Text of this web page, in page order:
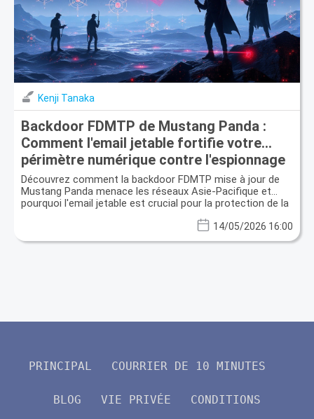
Kenji Tanaka
Backdoor FDMTP de Mustang Panda :
Comment l'email jetable fortifie votre
périmètre numérique contre l'espionnage
d'État
Découvrez comment la backdoor FDMTP mise à jour de
Mustang Panda menace les réseaux Asie-Pacifique et
pourquoi l'email jetable est crucial pour la protection de la
14/05/2026 16:00
PRINCIPAL COURRIER DE 10 MINUTES
BLOG VIE PRIVÉE CONDITIONS